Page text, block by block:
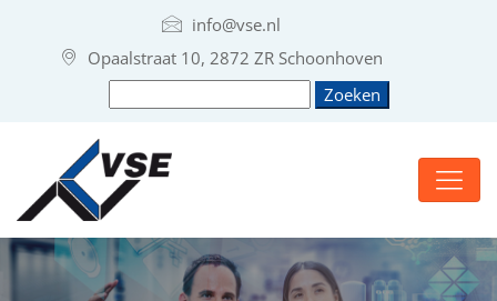
info@vse.nl
Opaalstraat 10, 2872 ZR Schoonhoven